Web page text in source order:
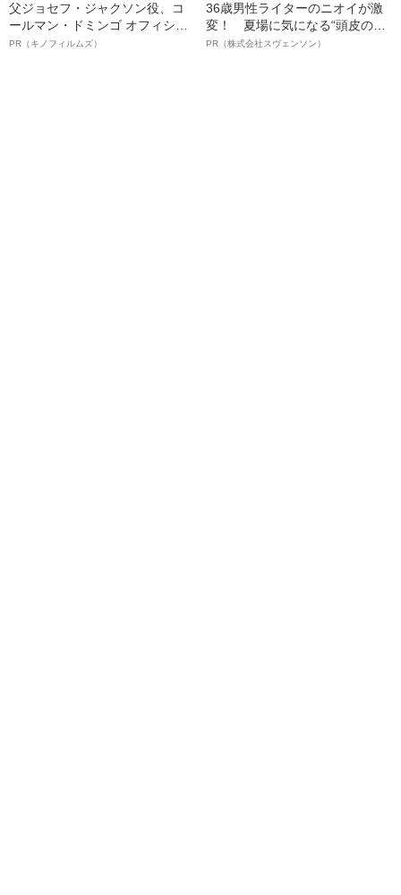
父ジョセフ・ジャクソン役、コ
ールマン・ドミンゴ オフィシャ
ルインタビュー“観客を魅了した
PR（キノフィルムズ）
36歳男性ライターのニオイが激
変！ 夏場に気になる“頭皮のニ
オイ”や“ベタつき”を解消す
PR（株式会社スヴェンソン）